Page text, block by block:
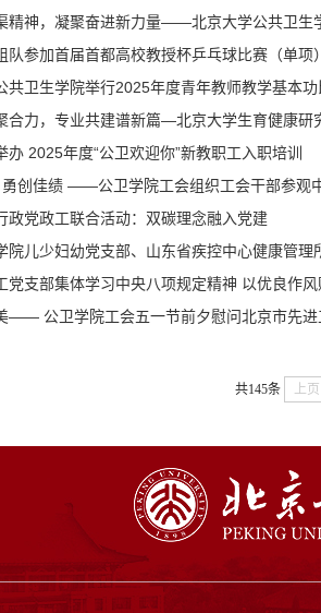
精神，凝聚奋进新力量——北京大学公共卫生
队参加首届首都高校教授杯乒乓球比赛（单项）
共卫生学院举行2025年度青年教师教学基本功
合力，专业共建谱新篇—北京大学生育健康
办 2025年度“公卫欢迎你”新教职工入职培训
勇创佳绩 ——公卫学院工会组织工会干部参观
政党政工联合活动：双碳理念融入党建
院儿少妇幼党支部、山东省疾控中心健康管
党支部集体学习中央八项规定精神 以优良作
—— 公卫学院工会五一节前夕慰问北京市先进
共145条 上页